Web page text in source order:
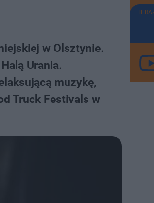
w Olsztynie.
Urania.
muzykę,
Truck Festivals w